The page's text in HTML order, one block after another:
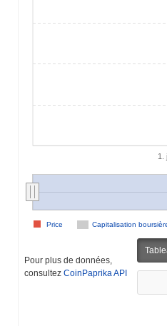
1.
Capitalisation
Price
Pour plus de données,
consultez CoinPaprika API